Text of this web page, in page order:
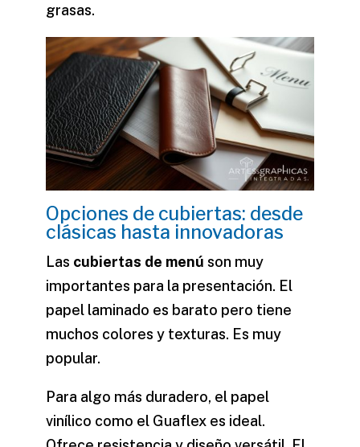
grasas.
Opciones de cubiertas: desde
clásicas hasta innovadoras
Las cubiertas de menú son muy
importantes para la presentación. El
papel laminado es barato pero tiene
muchos colores y texturas. Es muy
popular.
Para algo más duradero, el papel
vinílico como el Guaflex es ideal.